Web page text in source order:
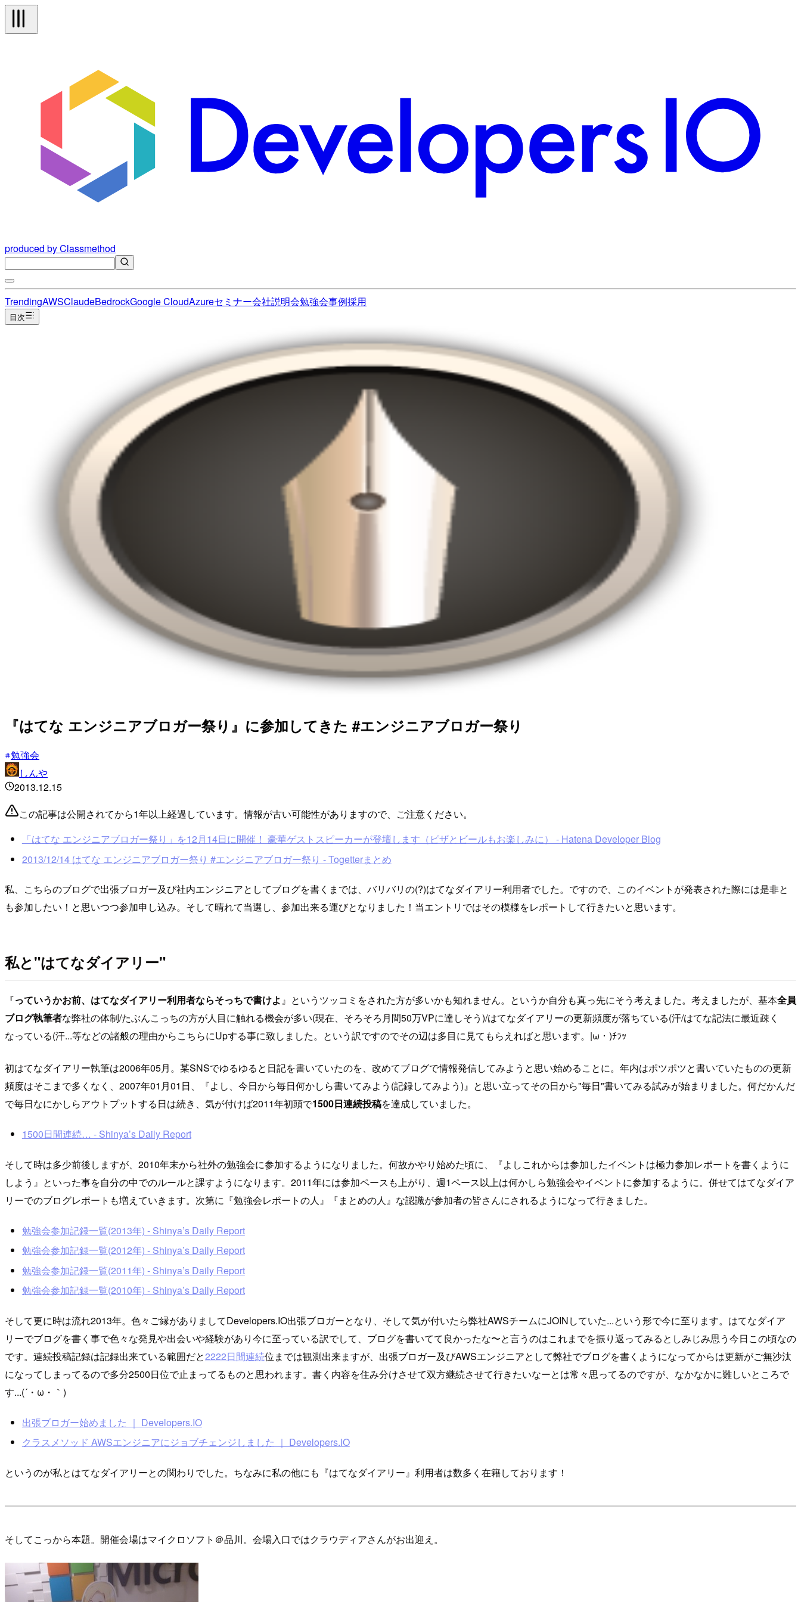
produced by Classmethod
TrendingAWSClaudeBedrockGoogle CloudAzureセミナー会社説明会勉強会事例採用
目次
『はてな エンジニアブロガー祭り』に参加してきた #エンジニアブロガー祭り
勉強会
しんや
2013.12.15
この記事は公開されてから1年以上経過しています。情報が古い可能性がありますので、ご注意ください。
「はてな エンジニアブロガー祭り」を12月14日に開催！ 豪華ゲストスピーカーが登壇します（ピザとビールもお楽しみに） - Hatena Developer Blog
2013/12/14 はてな エンジニアブロガー祭り #エンジニアブロガー祭り - Togetterまとめ
私、こちらのブログで出張ブロガー及び社内エンジニアとしてブログを書くまでは、バリバリの(?)はてなダイアリー利用者でした。ですので、このイベントが発表された際には是非と
も参加したい！と思いつつ参加申し込み。そして晴れて当選し、参加出来る運びとなりました！当エントリではその模様をレポートして行きたいと思います。
私と"はてなダイアリー"
『っていうかお前、はてなダイアリー利用者ならそっちで書けよ』というツッコミをされた方が多いかも知れません。というか自分も真っ先にそう考えました。考えましたが、基本全員
ブログ執筆者な弊社の体制/たぶんこっちの方が人目に触れる機会が多い(現在、そろそろ月間50万VPに達しそう)/はてなダイアリーの更新頻度が落ちている(汗/はてな記法に最近疎く
なっている(汗...等などの諸般の理由からこちらにUpする事に致しました。という訳ですのでその辺は多目に見てもらえればと思います。|ω・)ﾁﾗｯ
初はてなダイアリー執筆は2006年05月。某SNSでゆるゆると日記を書いていたのを、改めてブログで情報発信してみようと思い始めることに。年内はポツポツと書いていたものの更新
頻度はそこまで多くなく、2007年01月01日、『よし、今日から毎日何かしら書いてみよう(記録してみよう)』と思い立ってその日から"毎日"書いてみる試みが始まりました。何だかんだ
で毎日なにかしらアウトプットする日は続き、気が付けば2011年初頭で1500日連続投稿を達成していました。
1500日間連続… - Shinya’s Daily Report
そして時は多少前後しますが、2010年末から社外の勉強会に参加するようになりました。何故かやり始めた頃に、『よしこれからは参加したイベントは極力参加レポートを書くように
しよう』といった事を自分の中でのルールと課すようになります。2011年には参加ペースも上がり、週1ペース以上は何かしら勉強会やイベントに参加するように。併せてはてなダイア
リーでのブログレポートも増えていきます。次第に『勉強会レポートの人』『まとめの人』な認識が参加者の皆さんにされるようになって行きました。
勉強会参加記録一覧(2013年) - Shinya’s Daily Report
勉強会参加記録一覧(2012年) - Shinya’s Daily Report
勉強会参加記録一覧(2011年) - Shinya’s Daily Report
勉強会参加記録一覧(2010年) - Shinya’s Daily Report
そして更に時は流れ2013年。色々ご縁がありましてDevelopers.IO出張ブロガーとなり、そして気が付いたら弊社AWSチームにJOINしていた...という形で今に至ります。はてなダイア
リーでブログを書く事で色々な発見や出会いや経験があり今に至っている訳でして、ブログを書いてて良かったな〜と言うのはこれまでを振り返ってみるとしみじみ思う今日この頃なの
です。連続投稿記録は記録出来ている範囲だと2222日間連続位までは観測出来ますが、出張ブロガー及びAWSエンジニアとして弊社でブログを書くようになってからは更新がご無沙汰
になってしまってるので多分2500日位で止まってるものと思われます。書く内容を住み分けさせて双方継続させて行きたいなーとは常々思ってるのですが、なかなかに難しいところで
す...(´・ω・｀)
出張ブロガー始めました ｜ Developers.IO
クラスメソッド AWSエンジニアにジョブチェンジしました ｜ Developers.IO
というのが私とはてなダイアリーとの関わりでした。ちなみに私の他にも『はてなダイアリー』利用者は数多く在籍しております！
そしてこっから本題。開催会場はマイクロソフト＠品川。会場入口ではクラウディアさんがお出迎え。